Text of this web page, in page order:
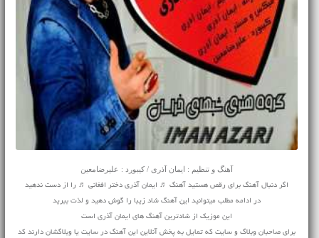
آهنگ و تنظیم : ایمان آذری / کیبورد : علیرضامعین
اگر دنبال آهنگ برای رقص هستید آهنگ ♬ ایمان آذری دختر افغانی ♬ را از دست ندهید
در ادامه مطلب میتوانید این آهنگ شاد زیبا را گوش دهید و لذت ببرید
این موزیک از شادترین آهنگ های ایمان آذری است
برای صاحبان وبلاگ و سایت که تمایل به پخش آنلاین این آهنگ در سایت یا وبلاگشان دارند کد